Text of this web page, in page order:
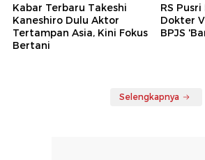
Kabar Terbaru Takeshi
Kaneshiro Dulu Aktor
Tertampan Asia, Kini Fokus
Bertani
RS
Dokter
BPJS
Selengkapnya